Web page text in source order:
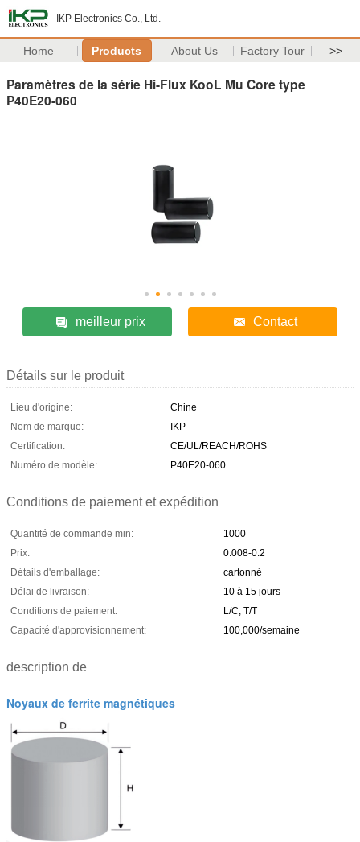
IKP Electronics Co., Ltd.
Home Products About Us Factory Tour >>
Paramètres de la série Hi-Flux KooL Mu Core type
P40E20-060
meilleur prix Contact
Détails sur le produit
Lieu d'origine:
Chine
Nom de marque:
IKP
Certification:
CE/UL/REACH/ROHS
Numéro de modèle:
P40E20-060
Conditions de paiement et expédition
Quantité de commande min:
1000
Prix:
0.008-0.2
Détails d'emballage:
cartonné
Délai de livraison:
10 à 15 jours
Conditions de paiement:
L/C, T/T
Capacité d'approvisionnement:
100,000/semaine
description de
Noyaux de ferrite magnétiques